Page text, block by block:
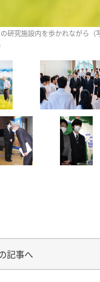
研究施設内を歩かれながら（
記事へ